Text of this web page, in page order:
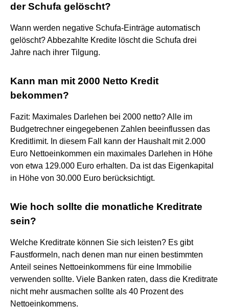
der Schufa gelöscht?
Wann werden negative Schufa-Einträge automatisch
gelöscht? Abbezahlte Kredite löscht die Schufa drei
Jahre nach ihrer Tilgung.
Kann man mit 2000 Netto Kredit
bekommen?
Fazit: Maximales Darlehen bei 2000 netto? Alle im
Budgetrechner eingegebenen Zahlen beeinflussen das
Kreditlimit. In diesem Fall kann der Haushalt mit 2.000
Euro Nettoeinkommen ein maximales Darlehen in Höhe
von etwa 129.000 Euro erhalten. Da ist das Eigenkapital
in Höhe von 30.000 Euro berücksichtigt.
Wie hoch sollte die monatliche Kreditrate
sein?
Welche Kreditrate können Sie sich leisten? Es gibt
Faustformeln, nach denen man nur einen bestimmten
Anteil seines Nettoeinkommens für eine Immobilie
verwenden sollte. Viele Banken raten, dass die Kreditrate
nicht mehr ausmachen sollte als 40 Prozent des
Nettoeinkommens.